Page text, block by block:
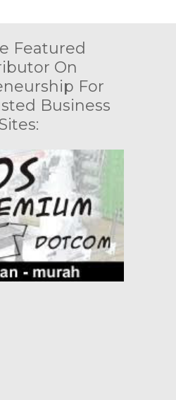
Featured
On
For
Business
Sites: